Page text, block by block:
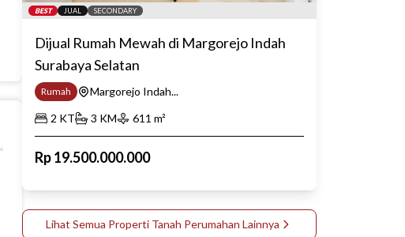
BEST JUAL SECONDARY
Dijual Rumah Mewah di Margorejo Indah
Surabaya Selatan
Rumah
Margorejo Indah...
2 KT 3 KM 611 m²
Rp19.500.000.000
Lihat Semua Properti Tanah Perumahan Lainnya